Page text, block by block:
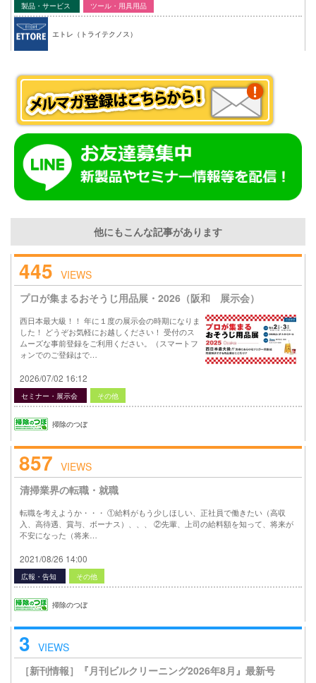
製品・サービス ツール・用具用品
エトレ（トライテクノス）
他にもこんな記事があります
445 VIEWS
プロが集まるおそうじ用品展・2026（阪和 展示会）
西日本最大級！！ 年に１度の展示会の時期になりま
した！ どうぞお気軽にお越しください！ 受付のス
ムーズな事前登録をご利用ください。（スマートフ
ォンでのご登録はで…
2026/07/02 16:12
セミナー・展示会 その他
掃除のつぼ
857 VIEWS
清掃業界の転職・就職
転職を考えようか・・・ ①給料がもう少しほしい、正社員で働きたい（高収
入、高待遇、賞与、ボーナス）、、、 ②先輩、上司の給料額を知って、将来が
不安になった（将来…
2021/08/26 14:00
広報・告知 その他
掃除のつぼ
3 VIEWS
［新刊情報］『月刊ビルクリーニング2026年8月』最新号